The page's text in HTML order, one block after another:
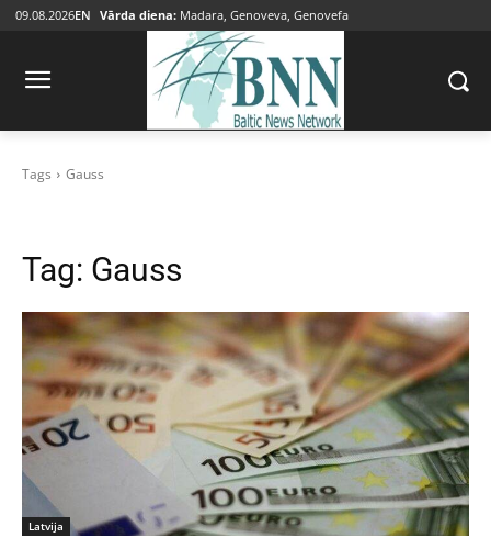
09.08.2026EN Vārda diena: Madara, Genoveva, Genovefa
Tags Gauss
Tag: Gauss
Latvija